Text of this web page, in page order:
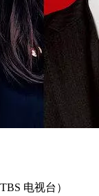
电视台）